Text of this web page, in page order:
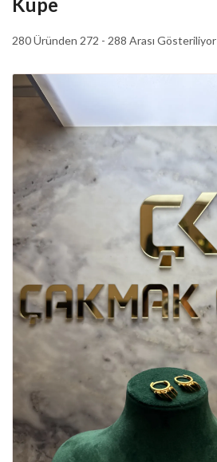
280 Üründen 272 - 288 Arası Gösteriliyor